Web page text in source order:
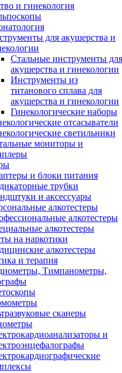
и гинекология
для акушерства и
Стальные инструменты для
акушерства и гинекологии
Инструменты из
титанового сплава для
акушерства и гинекологии
Гинекологические наборы
отсасыватели
светильники
мониторы и
и блоки питания
трубки
и аксессуары
алкотестеры
алкотестеры
алкотестеры
на наркотики
алкотестеры
и терапия
Тимпанометры,
сканеры
и